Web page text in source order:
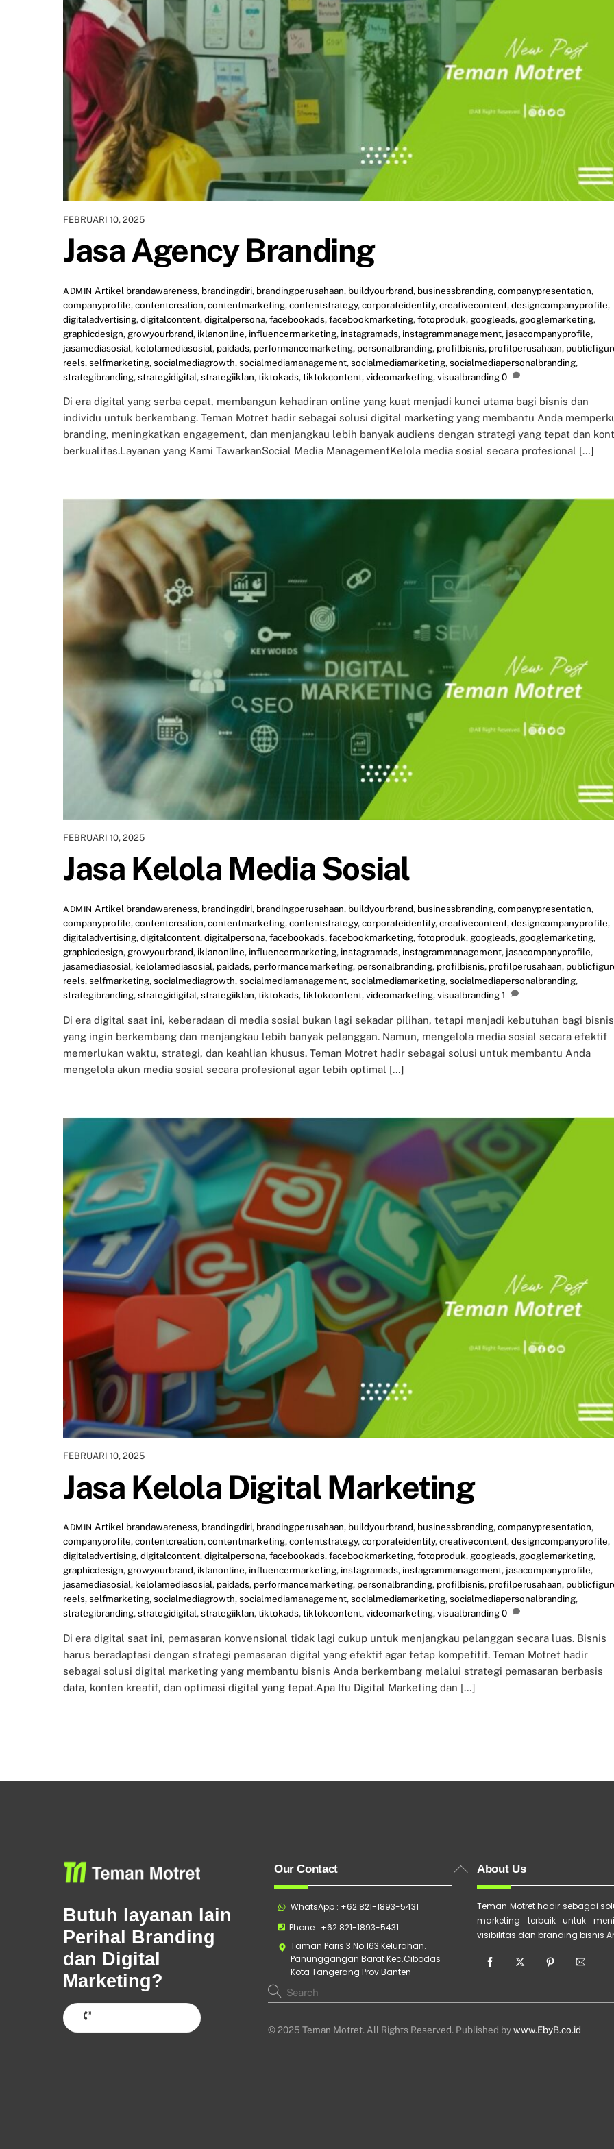
FEBRUARI 10, 2025
Jasa Agency Branding
ADMIN Artikel brandawareness, brandingdiri, brandingperusahaan, buildyourbrand, businessbranding,companypresentation,
companyprofile,contentcreation,contentmarketing,contentstrategy,corporateidentity,creativecontent,designcompanyprofile,
digitaladvertising,digitalcontent,digitalpersona,facebookads,facebookmarketing,fotoproduk, googleads, googlemarketing,
graphicdesign, growyourbrand, iklanonline, influencermarketing, instagramads, instagrammanagement, jasacompanyprofile,
jasamediasosial, kelolamediasosial, paidads, performancemarketing, personalbranding, profilbisnis, profilperusahaan,
reels,selfmarketing,socialmediagrowth,socialmediamanagement,socialmediamarketing,socialmediapersonalbranding,
strategibranding,strategidigital,strategiiklan,tiktokads,tiktokcontent,videomarketing,visualbranding0
Di era digital yang serba cepat, membangun kehadiran online yang kuat menjadi kunci utama bagi bisnis dan
individu untuk berkembang. Teman Motret hadir sebagai solusi digital marketing yang membantu Anda
branding, meningkatkan engagement, dan menjangkau lebih banyak audiens dengan strategi yang tepat dan
berkualitas.Layanan yang Kami TawarkanSocial Media ManagementKelola media sosial secara profesional […]
FEBRUARI 10, 2025
Jasa Kelola Media Sosial
ADMIN Artikel brandawareness, brandingdiri, brandingperusahaan, buildyourbrand, businessbranding,companypresentation,
companyprofile,contentcreation,contentmarketing,contentstrategy,corporateidentity,creativecontent,designcompanyprofile,
digitaladvertising,digitalcontent,digitalpersona,facebookads,facebookmarketing,fotoproduk,googleads,googlemarketing,
graphicdesign,growyourbrand, iklanonline, influencermarketing, instagramads, instagrammanagement, jasacompanyprofile,
jasamediasosial, kelolamediasosial, paidads, performancemarketing, personalbranding, profilbisnis, profilperusahaan,
reels,selfmarketing,socialmediagrowth,socialmediamanagement,socialmediamarketing,socialmediapersonalbranding,
strategibranding,strategidigital,strategiiklan,tiktokads,tiktokcontent,videomarketing,visualbranding1
Di era digital saat ini, keberadaan di media sosial bukan lagi sekadar pilihan, tetapi menjadi kebutuhan bagi bisnis
yang ingin berkembang dan menjangkau lebih banyak pelanggan. Namun, mengelola media sosial secara efektif
memerlukan waktu, strategi, dan keahlian khusus. Teman Motret hadir sebagai solusi untuk membantu Anda
mengelola akun media sosial secara profesional agar lebih optimal […]
FEBRUARI 10, 2025
Jasa Kelola Digital Marketing
ADMIN Artikel brandawareness, brandingdiri, brandingperusahaan, buildyourbrand, businessbranding,companypresentation,
companyprofile,contentcreation,contentmarketing,contentstrategy,corporateidentity,creativecontent,designcompanyprofile,
digitaladvertising,digitalcontent,digitalpersona,facebookads,facebookmarketing,fotoproduk,googleads,googlemarketing,
graphicdesign,growyourbrand, iklanonline, influencermarketing, instagramads, instagrammanagement, jasacompanyprofile,
jasamediasosial, kelolamediasosial, paidads, performancemarketing, personalbranding, profilbisnis, profilperusahaan,
reels,selfmarketing,socialmediagrowth,socialmediamanagement,socialmediamarketing,socialmediapersonalbranding,
strategibranding,strategidigital,strategiiklan,tiktokads,tiktokcontent,videomarketing,visualbranding0
Di era digital saat ini, pemasaran konvensional tidak lagi cukup untuk menjangkau pelanggan secara luas. Bisnis
harus beradaptasi dengan strategi pemasaran digital yang efektif agar tetap kompetitif. Teman Motret hadir
sebagai solusi digital marketing yang membantu bisnis Anda berkembang melalui strategi pemasaran berbasis
data, konten kreatif, dan optimasi digital yang tepat.Apa Itu Digital Marketing dan […]
Back
Butuh layanan lain
Perihal Branding
dan Digital
Marketing?
Hubungi Sekarang
Our Contact
WhatsApp : +62 821-1893-5431
Phone : +62 821-1893-5431
Taman Paris 3 No.163 Kelurahan.
Panunggangan Barat Kec.Cibodas
Kota Tangerang Prov.Banten
About Us
Teman Motret hadir sebagai
marketing terbaik untuk
visibilitas dan branding bisnis
© 2025 Teman Motret. All Rights Reserved. Published bywww.EbyB.co.id